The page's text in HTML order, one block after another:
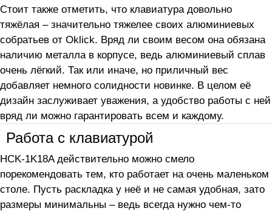
Стоит также отметить, что клавиатура довольно
тяжёлая – значительно тяжелее своих алюминиевых
собратьев от Oklick. Вряд ли своим весом она обязана
наличию металла в корпусе, ведь алюминиевый сплав
очень лёгкий. Так или иначе, но приличный вес
добавляет немного солидности новинке. В целом её
дизайн заслуживает уважения, а удобство работы с ней
вряд ли можно гарантировать всем и каждому.
Работа с клавиатурой
HCK-1K18A действительно можно смело
порекомендовать тем, кто работает на очень маленьком
столе. Пусть раскладка у неё и не самая удобная, зато
размеры минимальны – ведь всегда нужно чем-то